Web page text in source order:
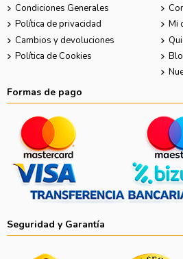
Condiciones Generales
Política de privacidad
Cambios y devoluciones
Política de Cookies
Mi
Formas de pago
Seguridad y Garantía